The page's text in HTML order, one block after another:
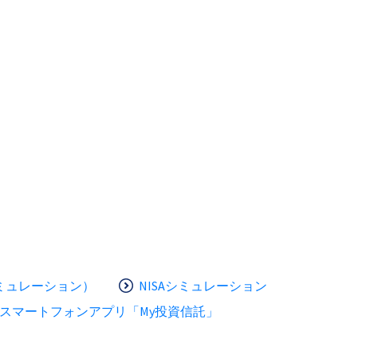
レーション）
NISAシミュレーション
スマートフォンアプリ「My投資信託」